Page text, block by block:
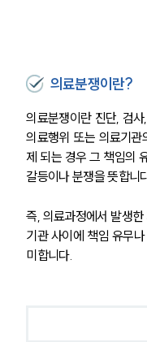
의료분쟁이란?
의료분쟁이란 진단, 검
의료행위 또는 의료기
제 되는 경우 그 책임의
갈등이나 분쟁을 뜻합니
즉, 의료과정에서 발생
기관 사이에 책임 유무
미합니다.